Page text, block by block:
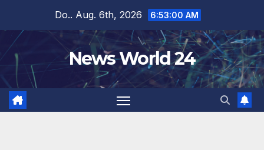
springen
Do.. Aug. 6th, 2026 6:53:00 AM
News World 24